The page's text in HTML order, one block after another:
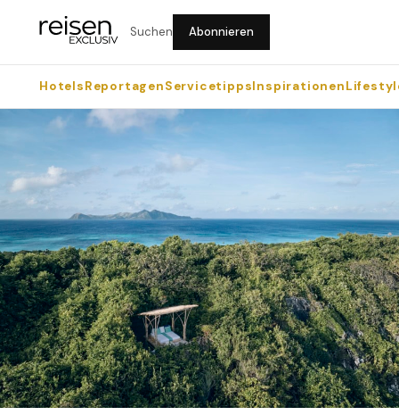
Suchen Abonnieren
HotelsReportagenServicetippsInspirationen